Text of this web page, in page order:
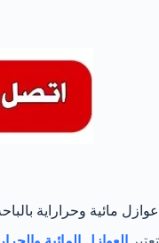
عوازل مائية وحراراية